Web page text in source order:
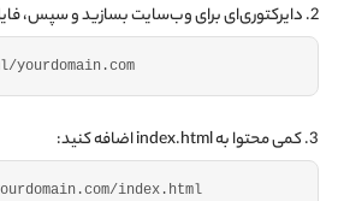
2. دایرکتوری‌ای برای وب‌سایت بسازید و سپس، فایل index.html را ایجاد کنید:
yourdomain.com
3. کمی محتوا به index.html اضافه کنید:
index.html